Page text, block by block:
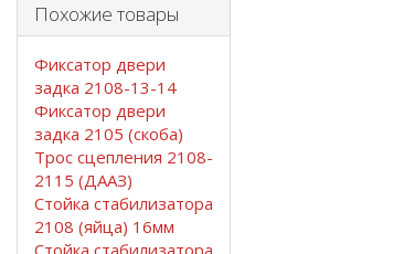
Похожие товары
Фиксатор двери
задка 2108-13-14
Фиксатор двери
задка 2105 (скоба)
Трос сцепления 2108-
2115 (ДААЗ)
Стойка стабилизатора
2108 (яйца) 16мм
Стойка стабилизатора